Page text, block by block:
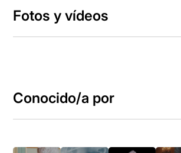
Fotos y vídeos
Conocido/a por